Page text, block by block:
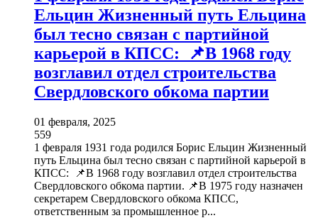
Ельцин Жизненный путь Ельцина
был тесно связан с партийной
карьерой в КПСС: 📌В 1968 году
возглавил отдел строительства
Свердловского обкома партии
01 февраля, 2025
559
1 февраля 1931 года родился Борис Ельцин Жизненный
путь Ельцина был тесно связан с партийной карьерой в
КПСС: 📌В 1968 году возглавил отдел строительства
Свердловского обкома партии. 📌В 1975 году назначен
секретарем Свердловского обкома КПСС,
ответственным за промышленное р...